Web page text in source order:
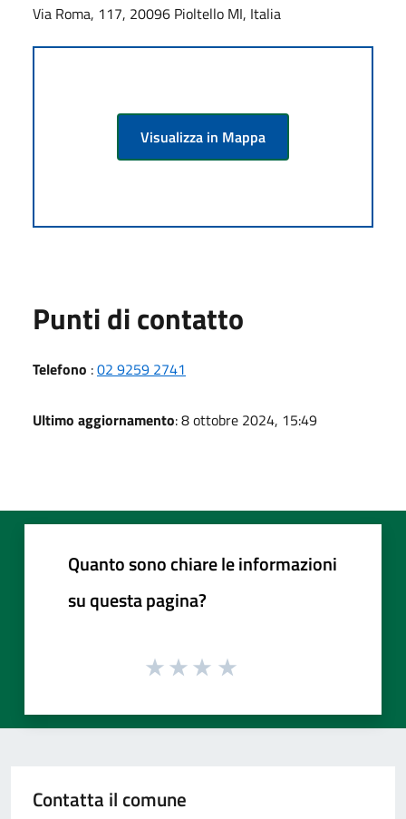
Via Roma, 117, 20096 Pioltello MI, Italia
Visualizza in Mappa
Punti di contatto
Telefono :02 9259 2741
Ultimo aggiornamento: 8 ottobre 2024, 15:49
Quanto sono chiare le informazioni
su questa pagina?
Contatta il comune